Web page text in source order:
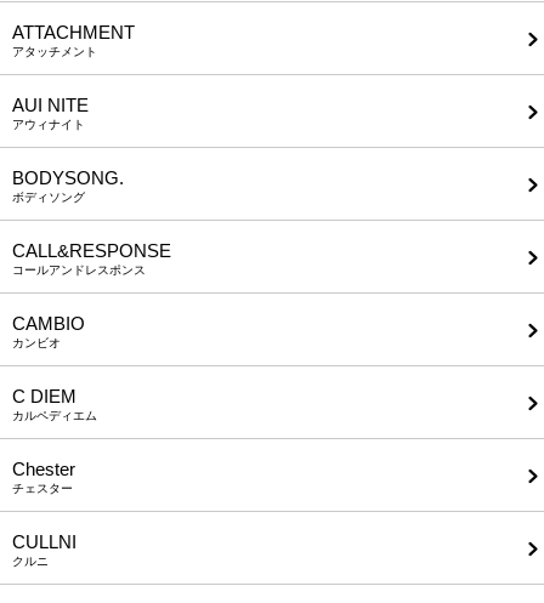
ATTACHMENT
アタッチメント
AUI NITE
アウィナイト
BODYSONG.
ボディソング
CALL&RESPONSE
コールアンドレスポンス
CAMBIO
カンビオ
C DIEM
カルペディエム
Chester
チェスター
CULLNI
クルニ